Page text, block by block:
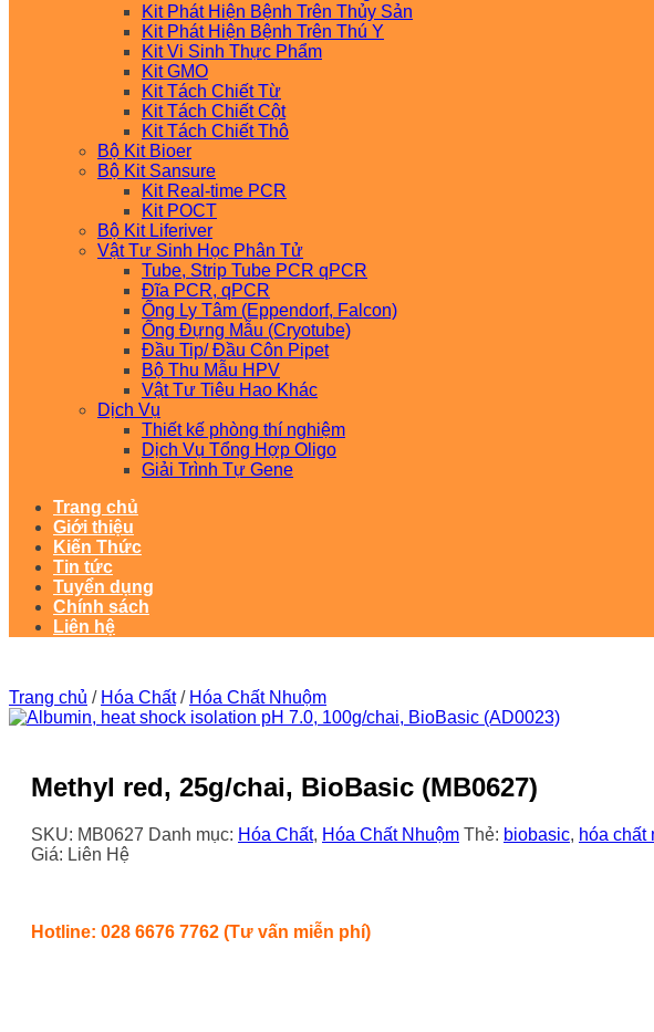
Kit Phát Hiện Bệnh Trên Thủy Sản
Kit Phát Hiện Bệnh Trên Thú Y
Kit Vi Sinh Thực Phẩm
Kit GMO
Kit Tách Chiết Từ
Kit Tách Chiết Cột
Kit Tách Chiết Thô
Bộ Kit Bioer
Bộ Kit Sansure
Kit Real-time PCR
Kit POCT
Bộ Kit Liferiver
Vật Tư Sinh Học Phân Tử
Tube, Strip Tube PCR qPCR
Đĩa PCR, qPCR
Ống Ly Tâm (Eppendorf, Falcon)
Ống Đựng Mẫu (Cryotube)
Đầu Tip/ Đầu Côn Pipet
Bộ Thu Mẫu HPV
Vật Tư Tiêu Hao Khác
Dịch Vụ
Thiết kế phòng thí nghiệm
Dịch Vụ Tổng Hợp Oligo
Giải Trình Tự Gene
Trang chủ
Giới thiệu
Kiến Thức
Tin tức
Tuyển dụng
Chính sách
Liên hệ
Trang chủ / Hóa Chất / Hóa Chất Nhuộm
Methyl red, 25g/chai, BioBasic (MB0627)
SKU: MB0627 Danh mục: Hóa Chất, Hóa Chất Nhuộm Thẻ: biobasic, hóa chất
Giá: Liên Hệ
Hotline: 028 6676 7762 (Tư vấn miễn phí)